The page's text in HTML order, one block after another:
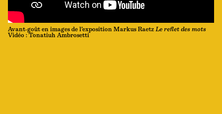
Avant-goût en images de l’exposition Markus Raetz Le reflet des mots
Vidéo : Tonatiuh Ambrosetti